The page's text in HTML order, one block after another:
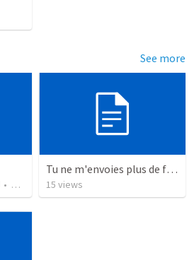
See more
• 11 views
Tu ne m'envoies plus de fleurs
15 views